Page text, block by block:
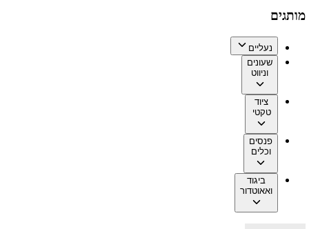
מותגים
נעליים
שעונים
וניווט
ציוד
טקטי
פנסים
וכלים
ביגוד
ואאוטדור